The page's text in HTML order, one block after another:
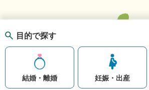
目的で探す
結婚・離婚 妊娠・出産